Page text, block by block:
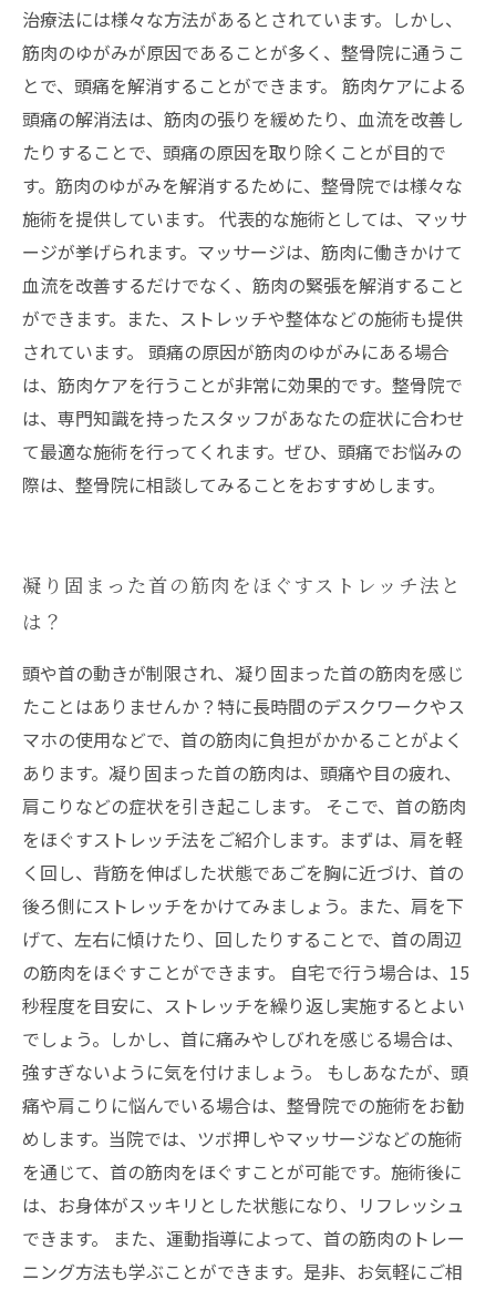
治療法には様々な方法があるとされています。しかし、
筋肉のゆがみが原因であることが多く、整骨院に通うこ
とで、頭痛を解消することができます。 筋肉ケアによる
頭痛の解消法は、筋肉の張りを緩めたり、血流を改善し
たりすることで、頭痛の原因を取り除くことが目的で
す。筋肉のゆがみを解消するために、整骨院では様々な
施術を提供しています。 代表的な施術としては、マッサ
ージが挙げられます。マッサージは、筋肉に働きかけて
血流を改善するだけでなく、筋肉の緊張を解消すること
ができます。また、ストレッチや整体などの施術も提供
されています。 頭痛の原因が筋肉のゆがみにある場合
は、筋肉ケアを行うことが非常に効果的です。整骨院で
は、専門知識を持ったスタッフがあなたの症状に合わせ
て最適な施術を行ってくれます。ぜひ、頭痛でお悩みの
際は、整骨院に相談してみることをおすすめします。
凝り固まった首の筋肉をほぐすストレッチ法と
は？
頭や首の動きが制限され、凝り固まった首の筋肉を感じ
たことはありませんか？特に長時間のデスクワークやス
マホの使用などで、首の筋肉に負担がかかることがよく
あります。凝り固まった首の筋肉は、頭痛や目の疲れ、
肩こりなどの症状を引き起こします。 そこで、首の筋肉
をほぐすストレッチ法をご紹介します。まずは、肩を軽
く回し、背筋を伸ばした状態であごを胸に近づけ、首の
後ろ側にストレッチをかけてみましょう。また、肩を下
げて、左右に傾けたり、回したりすることで、首の周辺
の筋肉をほぐすことができます。 自宅で行う場合は、15
秒程度を目安に、ストレッチを繰り返し実施するとよい
でしょう。しかし、首に痛みやしびれを感じる場合は、
強すぎないように気を付けましょう。 もしあなたが、頭
痛や肩こりに悩んでいる場合は、整骨院での施術をお勧
めします。当院では、ツボ押しやマッサージなどの施術
を通じて、首の筋肉をほぐすことが可能です。施術後に
は、お身体がスッキリとした状態になり、リフレッシュ
できます。 また、運動指導によって、首の筋肉のトレー
ニング方法も学ぶことができます。是非、お気軽にご相